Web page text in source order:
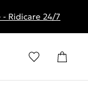
250 RON
- Ridicare 24/7